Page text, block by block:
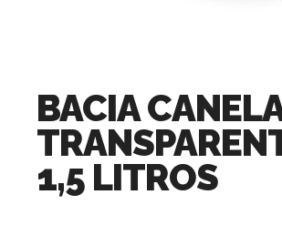
BACIA
1,5 LITROS